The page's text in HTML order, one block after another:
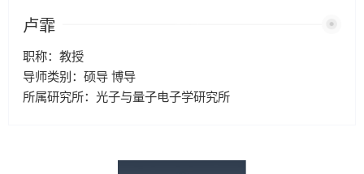
卢霏
职称：教授
导师类别：硕导 博导
所属研究所：光子与量子电子学研究所